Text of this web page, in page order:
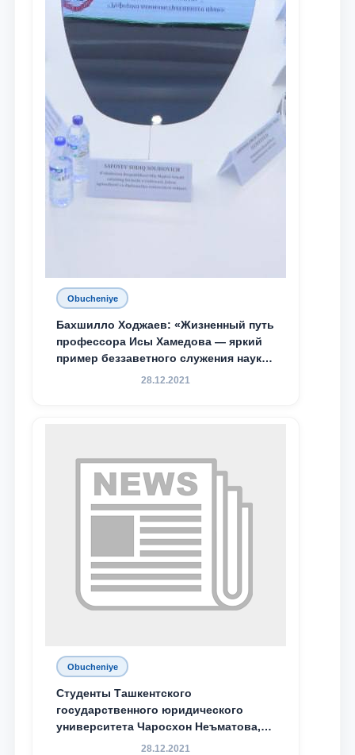
Obucheniye
Бахшилло Ходжаев: «Жизненный путь
профессора Исы Хамедова — яркий
пример беззаветного служения науке,
Родине и воспитанию молодого
28.12.2021
Obucheniye
Студенты Ташкентского
государственного юридического
университета Чаросхон Неъматова,
Севдо Хакимходжаева, Анбарой
28.12.2021